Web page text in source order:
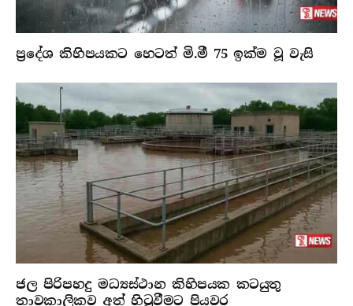
ප්‍රදේශ කිහිපයකට හෙටත් මි.මී 75 ඉක්ම වූ වැසි
ජල පිරිපහදු මධ්‍යස්ථාන කිහිපයක කටයුතු
තාවකාලිකව අත් හිටුවීමට පියවර